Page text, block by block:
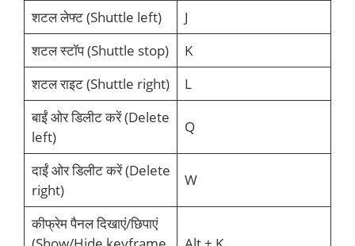
शटल लेफ्ट (Shuttle left)
J
शटल स्टॉप (Shuttle stop)
K
शटल राइट (Shuttle right)
L
बाईं ओर डिलीट करें (Delete
left)
Q
दाईं ओर डिलीट करें (Delete
right)
W
कीफ्रेम पैनल दिखाएं/छिपाएं